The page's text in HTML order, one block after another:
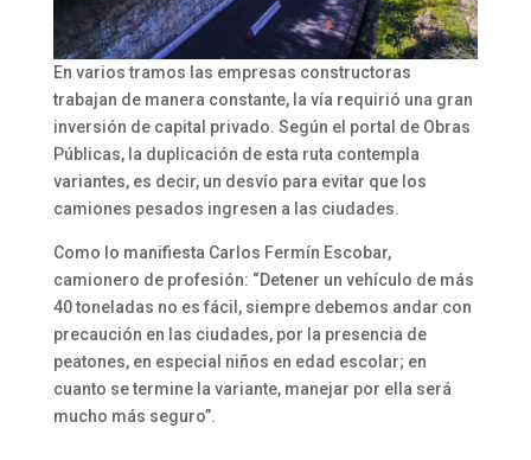
En varios tramos las empresas constructoras
trabajan de manera constante, la vía requirió una gran
inversión de capital privado. Según el portal de Obras
Públicas, la duplicación de esta ruta contempla
variantes, es decir, un desvío para evitar que los
camiones pesados ingresen a las ciudades.
Como lo manifiesta Carlos Fermín Escobar,
camionero de profesión: “Detener un vehículo de más
40 toneladas no es fácil, siempre debemos andar con
precaución en las ciudades, por la presencia de
peatones, en especial niños en edad escolar; en
cuanto se termine la variante, manejar por ella será
mucho más seguro”.